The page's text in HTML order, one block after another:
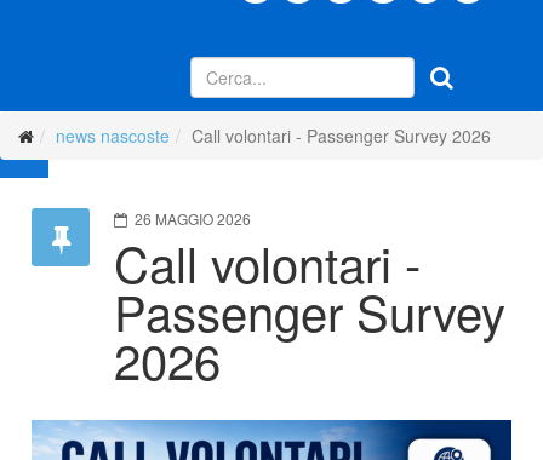
news nascoste Call volontari - Passenger Survey 2026
26 MAGGIO 2026
Call volontari -
Passenger Survey
2026